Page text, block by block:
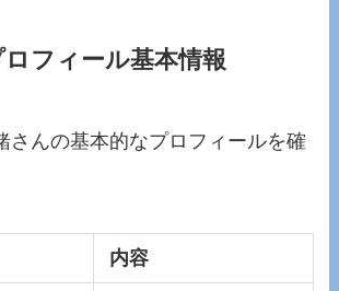
フィール基本情報
さんの基本的なプロフィールを確
内容